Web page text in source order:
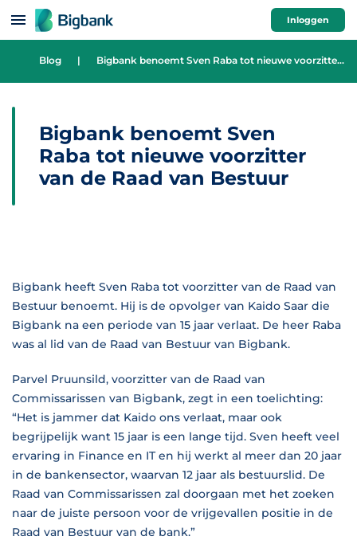
Spring naar onderwerp Inloggen
Blog | Bigbank benoemt Sven Raba tot nieuwe voorzitter van de Raad van Bestuur
Bigbank benoemt Sven
Raba tot nieuwe voorzitter
van de Raad van Bestuur
Bigbank heeft Sven Raba tot voorzitter van de Raad van
Bestuur benoemt. Hij is de opvolger van Kaido Saar die
Bigbank na een periode van 15 jaar verlaat. De heer Raba
was al lid van de Raad van Bestuur van Bigbank.
Parvel Pruunsild, voorzitter van de Raad van
Commissarissen van Bigbank, zegt in een toelichting:
“Het is jammer dat Kaido ons verlaat, maar ook
begrijpelijk want 15 jaar is een lange tijd. Sven heeft veel
ervaring in Finance en IT en hij werkt al meer dan 20 jaar
in de bankensector, waarvan 12 jaar als bestuurslid. De
Raad van Commissarissen zal doorgaan met het zoeken
naar de juiste persoon voor de vrijgevallen positie in de
Raad van Bestuur van de bank.”